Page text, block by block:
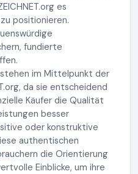
es
positionieren.
fundierte
stehen im Mittelpunkt der
da sie entscheidend
Käufer die Qualität
besser
oder konstruktive
authentischen
die Orientierung
Einblicke, um ihre